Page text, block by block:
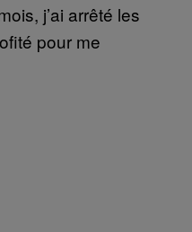
j’ai arrêté les
pour me